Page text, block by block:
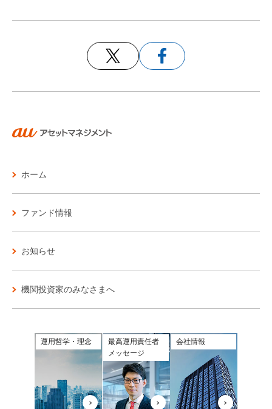
ホーム
ファンド情報
お知らせ
機関投資家のみなさまへ
運用哲学・理念
最高運用責任者
メッセージ
会社情報